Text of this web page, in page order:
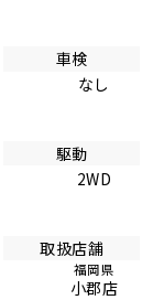
車検
なし
駆動
2WD
取扱店舗
福岡県
小郡店